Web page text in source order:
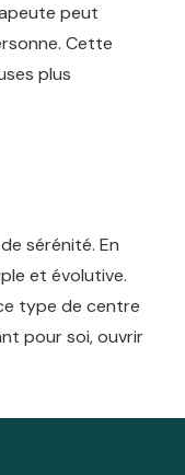
peut
Cette
plus
sérénité. En
et évolutive.
type de centre
pour soi, ouvrir